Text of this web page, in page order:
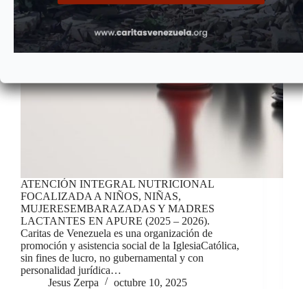
ATENCIÓN INTEGRAL NUTRICIONAL
FOCALIZADA A NIÑOS, NIÑAS,
MUJERESEMBARAZADAS Y MADRES
LACTANTES EN APURE (2025 – 2026).
Caritas de Venezuela es una organización de
promoción y asistencia social de la IglesiaCatólica,
sin fines de lucro, no gubernamental y con
personalidad jurídica…
Jesus Zerpa
octubre 10, 2025